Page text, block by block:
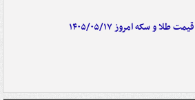
قیمت طلا و سکه امروز ۱۴۰۵/۰۵/۱۷